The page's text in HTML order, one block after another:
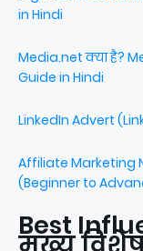
in Hindi
Media.net क्या है?
Guide in Hindi
LinkedIn Advert
Affiliate Marketing
(Beginner to
Best